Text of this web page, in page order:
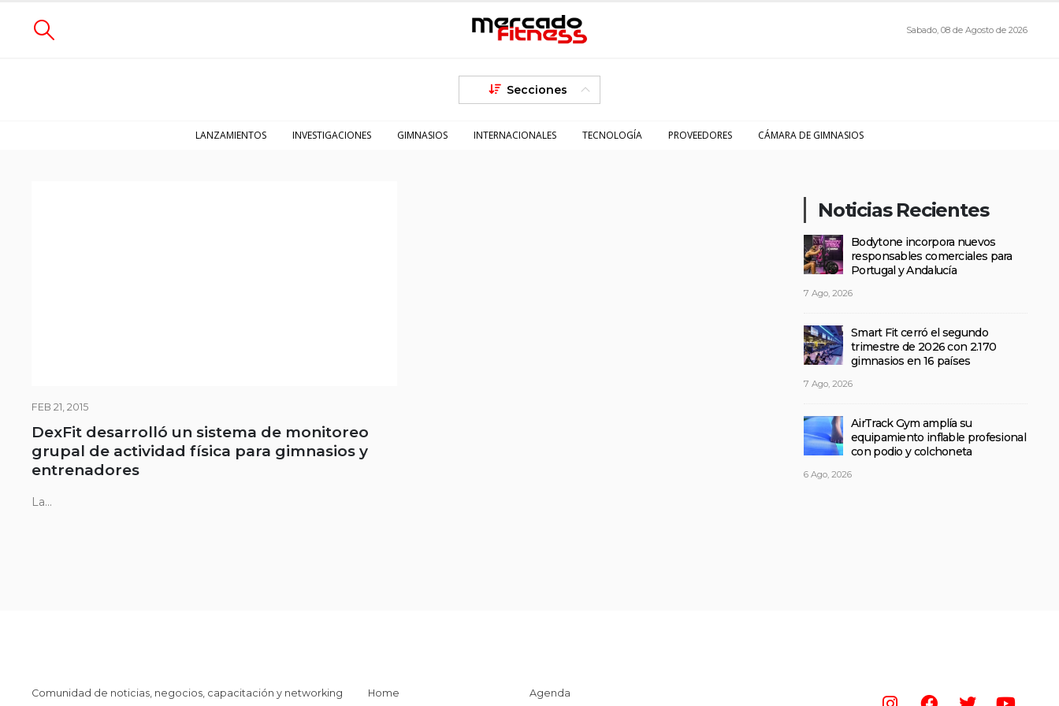
Sabado, 08 de Agosto de 2026
Secciones
LANZAMIENTOS INVESTIGACIONES GIMNASIOS INTERNACIONALES TECNOLOGÍA PROVEEDORES CÁMARA DE GIMNASIOS
FEB 21, 2015
DexFit desarrolló un sistema de monitoreo
grupal de actividad física para gimnasios y
entrenadores
La...
Noticias Recientes
Bodytone incorpora nuevos
responsables comerciales para
Portugal y Andalucía
7 Ago, 2026
Smart Fit cerró el segundo
trimestre de 2026 con 2.170
gimnasios en 16 países
7 Ago, 2026
AirTrack Gym amplía su
equipamiento inflable profesional
con podio y colchoneta
6 Ago, 2026
Comunidad de noticias, negocios, capacitación y networking Home Agenda